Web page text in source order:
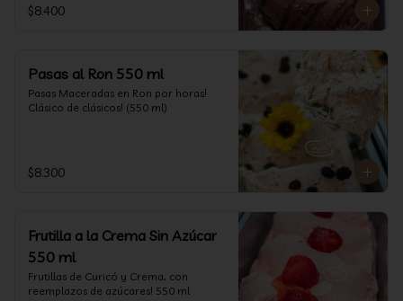
$8.400
Pasas al Ron 550 ml
Pasas Maceradas en Ron por horas!
Clásico de clásicos! (550 ml)
$8.300
Frutilla a la Crema Sin Azúcar
550 ml
Frutillas de Curicó y Crema, con
reemplazos de azúcares! 550 ml